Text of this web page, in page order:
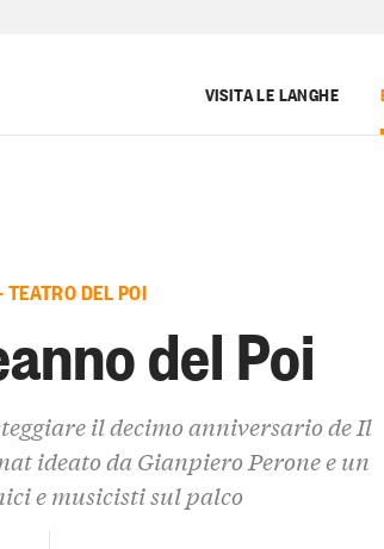
VISITA LE LANGHE
DEL POI
del Poi
il decimo anniversario de Il
ideato da Gianpiero Perone e un
e musicisti sul palco